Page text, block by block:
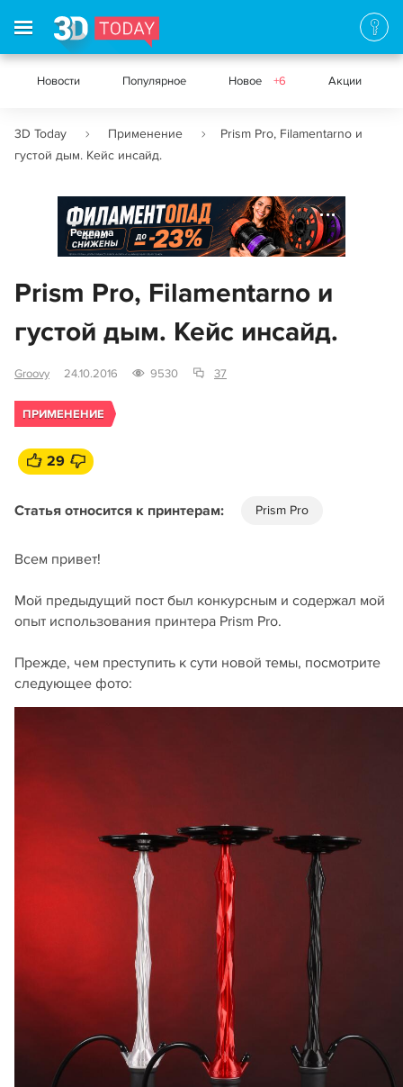
Новости Популярное Новое +6 Акции
3D Today Применение
Prism Pro, Filamentarno и
густой дым. Кейс инсайд.
Реклама
Prism Pro, Filamentarno и
густой дым. Кейс инсайд.
Groovy 24.10.2016 9530 37
ПРИМЕНЕНИЕ
29
Статья относится к принтерам: Prism Pro
Всем привет!
Мой предыдущий пост был конкурсным и содержал мой
опыт использования принтера Prism Pro.
Прежде, чем преступить к сути новой темы, посмотрите
следующее фото: